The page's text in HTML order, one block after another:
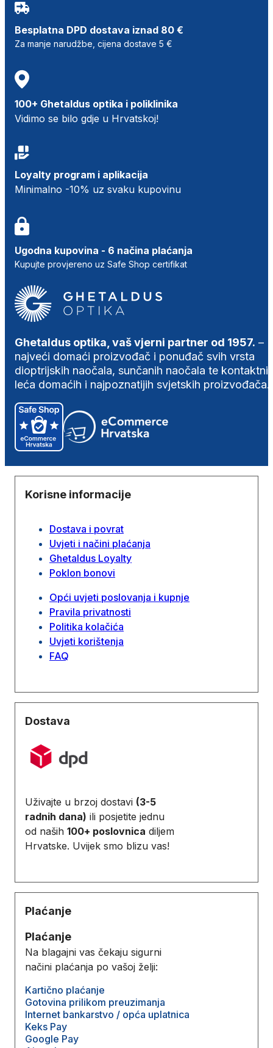
Besplatna DPD dostava iznad 80 €
Za manje narudžbe, cijena dostave 5 €
100+ Ghetaldus optika i poliklinika
Vidimo se bilo gdje u Hrvatskoj!
Loyalty program i aplikacija
Minimalno -10% uz svaku kupovinu
Ugodna kupovina - 6 načina plaćanja
Kupujte provjereno uz Safe Shop certifikat
Ghetaldus optika, vaš vjerni partner od 1957. –
najveći domaći proizvođač i ponuđač svih vrsta
dioptrijskih naočala, sunčanih naočala te
leća domaćih i najpoznatijih svjetskih proizvođača.
Korisne informacije
Dostava i povrat
Uvjeti i načini plaćanja
Ghetaldus Loyalty
Poklon bonovi
Opći uvjeti poslovanja i kupnje
Pravila privatnosti
Politika kolačića
Uvjeti korištenja
FAQ
Dostava
Uživajte u brzoj dostavi (3-5
radnih dana) ili posjetite jednu
od naših 100+ poslovnica diljem
Hrvatske. Uvijek smo blizu vas!
Plaćanje
Plaćanje
Na blagajni vas čekaju sigurni
načini plaćanja po vašoj želji:
Kartično plaćanje
Gotovina prilikom preuzimanja
Internet bankarstvo / opća uplatnica
Keks Pay
Google Pay